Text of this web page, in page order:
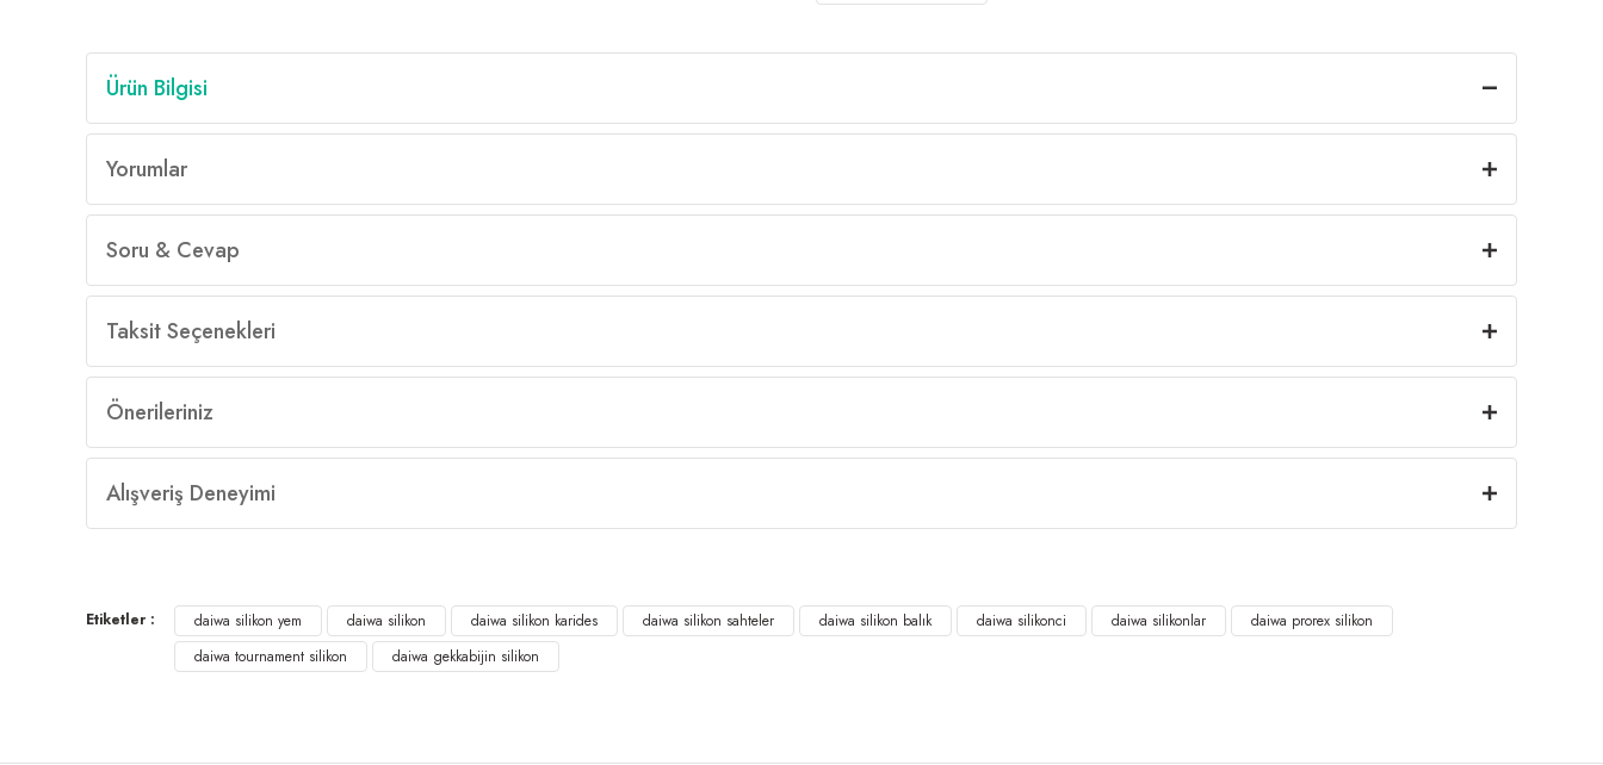
Ürün Bilgisi
Yorumlar
Soru & Cevap
Taksit Seçenekleri
Önerileriniz
Alışveriş Deneyimi
Etiketler : daiwa silikon yem daiwa silikon daiwa silikon karides daiwa silikon sahteler daiwa silikon balık daiwa silikonci daiwa silikonlar
daiwa prorex silikon
daiwa tournament silikon
daiwa gekkabijin silikon